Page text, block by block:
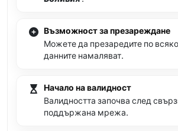
Възможност за презареждане
Можете да презаредите по
данните намаляват.
Начало на валидност
Валидността започва след
поддържана мрежа.